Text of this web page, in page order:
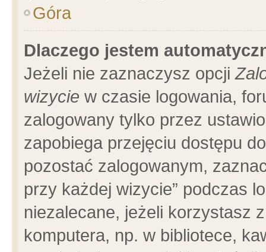
Góra
Dlaczego jestem
Jeżeli nie zaznaczysz opcji
wizycie w czasie logowania,
zalogowany tylko przez
zapobiega przejęciu dostępu
pozostać zalogowanym,
przy każdej wizycie” podczas
niezalecane, jeżeli korzystasz
komputera, np. w bibliotece,